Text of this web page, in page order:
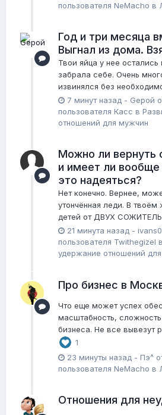
пользователя NeMacho в
Год и три месяца
Выгнал из дома.
Твои яйца у нее остались
забрала себе. Очень
извинялся без
7 минут назад - Gерой
пользователя Касс в
отношений для мужчин
Можно ли вернуть
и имеет ли
это надеяться?
Нет конечно. Вернее,
утончённая леди. В
детей от ДВУХ
21 минута назад -
пользователя Twithegizel в
удержание отношений
Про бизнес в
Что еще может успех
масштабность,
бизнеса. Не все вывезут
1
23 минуты назад - Пэ^
пользователя NeMacho в
Отношения для